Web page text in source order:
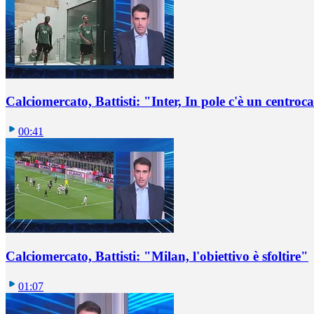
Calciomercato, Battisti: "Inter, In pole c'è un
00:41
Calciomercato, Battisti: "Milan, l'obiettivo è sfoltire"
01:07